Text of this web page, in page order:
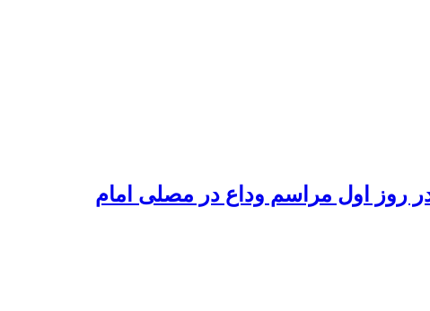
روز اول مراسم وداع در مصلی امام